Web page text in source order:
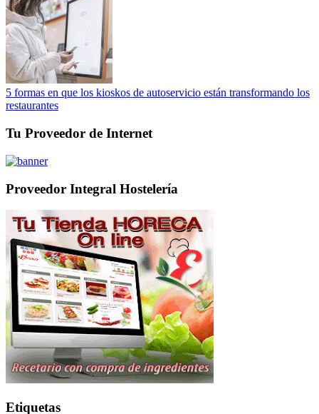
5 formas en que los kioskos de autoservicio están transformando los
restaurantes
Tu Proveedor de Internet
Proveedor Integral Hostelería
Etiquetas